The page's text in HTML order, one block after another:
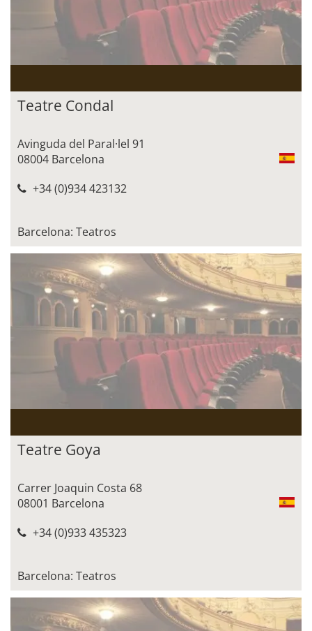
Teatre Condal
Avinguda del Paral·lel 91
08004 Barcelona
+34 (0)934 423132
Barcelona: Teatros
Teatre Goya
Carrer Joaquin Costa 68
08001 Barcelona
+34 (0)933 435323
Barcelona: Teatros